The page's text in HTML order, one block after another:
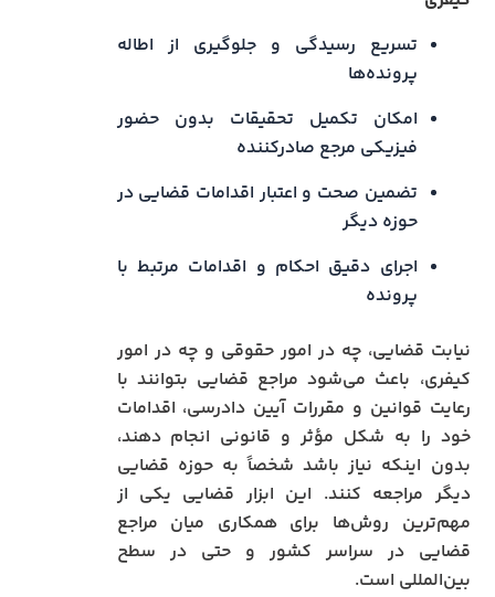
تسریع رسیدگی و جلوگیری از اطاله
پرونده‌ها
امکان تکمیل تحقیقات بدون حضور
فیزیکی مرجع صادرکننده
تضمین صحت و اعتبار اقدامات قضایی در
حوزه دیگر
اجرای دقیق احکام و اقدامات مرتبط با
پرونده
نیابت قضایی، چه در امور حقوقی و چه در امور
کیفری، باعث می‌شود مراجع قضایی بتوانند با
رعایت قوانین و مقررات آیین دادرسی، اقدامات
خود را به شکل مؤثر و قانونی انجام دهند،
بدون اینکه نیاز باشد شخصاً به حوزه قضایی
دیگر مراجعه کنند. این ابزار قضایی یکی از
مهم‌ترین روش‌ها برای همکاری میان مراجع
قضایی در سراسر کشور و حتی در سطح
بین‌المللی است.